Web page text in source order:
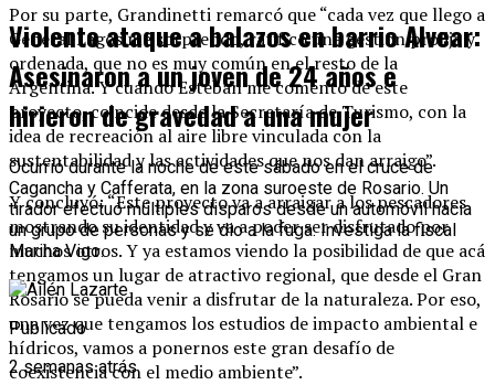
Por su parte, Grandinetti remarcó que “cada vez que llego a
General Lagos me sorprendo, ratifico una gestión prolija y
ordenada, que no es muy común en el resto de la
Argentina. Y cuando Esteban me comento de este
proyecto, coincide desde la Secretaría de Turismo, con la
idea de recreación al aire libre vinculada con la
sustentabilidad y las actividades que nos dan arraigo”.
Y concluyó: “Este proyecto va a arraigar a los pescadores
mostrando su identidad y va a poder ser disfrutado por
muchos otros. Y ya estamos viendo la posibilidad de que acá
tengamos un lugar de atractivo regional, que desde el Gran
Rosario se pueda venir a disfrutar de la naturaleza. Por eso,
una vez que tengamos los estudios de impacto ambiental e
hídricos, vamos a ponernos este gran desafío de
coexistencia con el medio ambiente”.
Violento ataque a balazos en barrio Alvear:
Asesinaron a un joven de 24 años e
hirieron de gravedad a una mujer
Ocurrió durante la noche de este sábado en el cruce de
Cagancha y Cafferata, en la zona suroeste de Rosario. Un
tirador efectuó múltiples disparos desde un automóvil hacia
un grupo de personas y se dio a la fuga. Investiga la fiscal
Marina Vigo.
Publicado
2 semanas atrás